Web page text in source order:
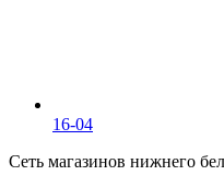
16-04
Сеть магазинов нижнего